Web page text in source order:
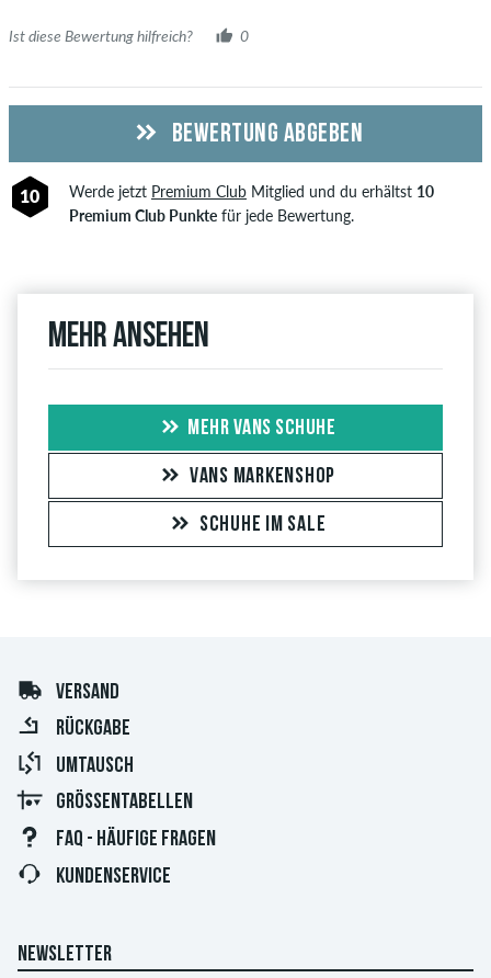
Ist diese Bewertung hilfreich? 0
BEWERTUNG ABGEBEN
10 Werde jetzt Premium ClubMitglied und du erhältst 10
Premium Club Punktefür jede Bewertung.
Mehr ansehen
MEHR VANS SCHUHE
VANS MARKENSHOP
SCHUHE IM SALE
VERSAND
RÜCKGABE
UMTAUSCH
GRÖSSENTABELLEN
FAQ - HÄUFIGE FRAGEN
KUNDENSERVICE
NEWSLETTER